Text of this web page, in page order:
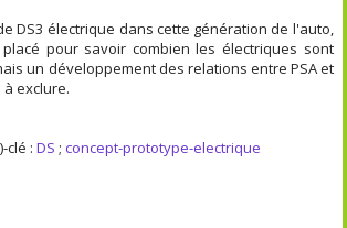
DS3 électrique dans cette génération de l'auto,
pour savoir combien les électriques sont
un développement des relations entre PSA et
exclure.
clé :DS ;concept-prototype-electrique